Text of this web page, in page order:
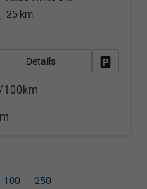
25 km
Details
100km
100 250